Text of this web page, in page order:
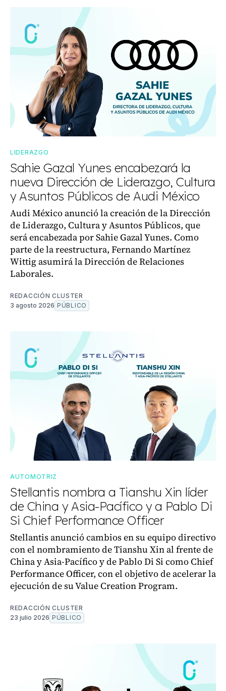
LIDERAZGO
Sahie Gazal Yunes encabezará la
nueva Dirección de Liderazgo, Cultura
y Asuntos Públicos de Audi México
Audi México anunció la creación de la Dirección
de Liderazgo, Cultura y Asuntos Públicos, que
será encabezada por Sahie Gazal Yunes. Como
parte de la reestructura, Fernando Martínez
Wittig asumirá la Dirección de Relaciones
Laborales.
REDACCIÓN CLUSTER
3 agosto 2026 PÚBLICO
AUTOMOTRIZ
Stellantis nombra a Tianshu Xin líder
de China y Asia-Pacífico y a Pablo Di
Si Chief Performance Officer
Stellantis anunció cambios en su equipo directivo
con el nombramiento de Tianshu Xin al frente de
China y Asia-Pacífico y de Pablo Di Si como Chief
Performance Officer, con el objetivo de acelerar la
ejecución de su Value Creation Program.
REDACCIÓN CLUSTER
23 julio 2026 PÚBLICO